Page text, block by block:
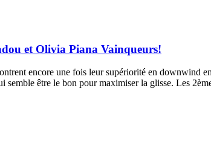
et Olivia Piana Vainqueurs!
encore une fois leur supériorité en downwind
semble être le bon pour maximiser la glisse. Les